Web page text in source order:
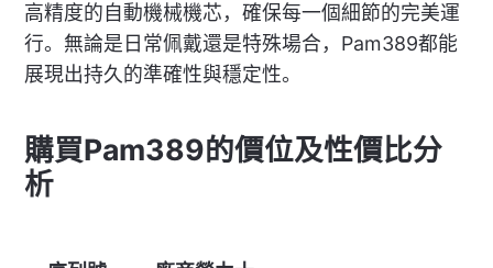
高精度的自動機械機芯，確保每一個細節的完美運
行。無論是日常佩戴還是特殊場合，Pam389都能
展現出持久的準確性與穩定性。
購買Pam389的價位及性價比分
析